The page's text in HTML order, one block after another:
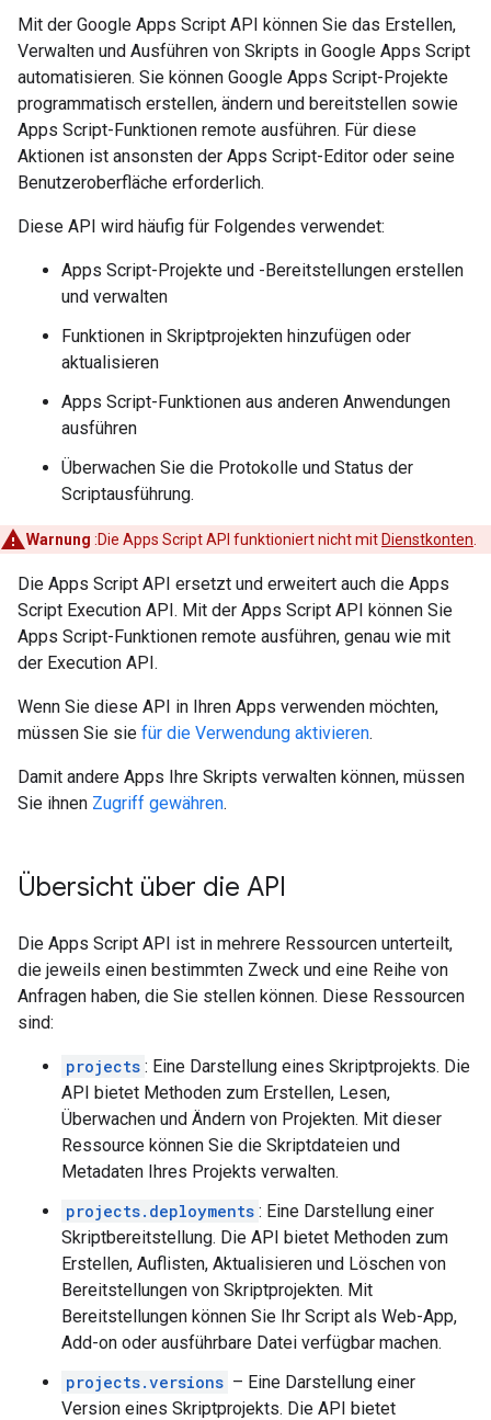
Mit der Google Apps Script API können Sie das Erstellen,
Verwalten und Ausführen von Skripts in Google Apps Script
automatisieren. Sie können Google Apps Script-Projekte
programmatisch erstellen, ändern und bereitstellen sowie
Apps Script-Funktionen remote ausführen. Für diese
Aktionen ist ansonsten der Apps Script-Editor oder seine
Benutzeroberfläche erforderlich.
Diese API wird häufig für Folgendes verwendet:
Apps Script-Projekte und -Bereitstellungen erstellen
und verwalten
Funktionen in Skriptprojekten hinzufügen oder
aktualisieren
Apps Script-Funktionen aus anderen Anwendungen
ausführen
Überwachen Sie die Protokolle und Status der
Scriptausführung.
Warnung :Die Apps Script API funktioniert nicht mit Dienstkonten
Die Apps Script API ersetzt und erweitert auch die Apps
Script Execution API. Mit der Apps Script API können Sie
Apps Script-Funktionen remote ausführen, genau wie mit
der Execution API.
Wenn Sie diese API in Ihren Apps verwenden möchten,
müssen Sie sie für die Verwendung aktivieren.
Damit andere Apps Ihre Skripts verwalten können, müssen
Sie ihnen Zugriff gewähren.
Übersicht über die API
Die Apps Script API ist in mehrere Ressourcen unterteilt,
die jeweils einen bestimmten Zweck und eine Reihe von
Anfragen haben, die Sie stellen können. Diese Ressourcen
sind:
projects : Eine Darstellung eines Skriptprojekts. Die
API bietet Methoden zum Erstellen, Lesen,
Überwachen und Ändern von Projekten. Mit dieser
Ressource können Sie die Skriptdateien und
Metadaten Ihres Projekts verwalten.
projects.deployments : Eine Darstellung einer
Skriptbereitstellung. Die API bietet Methoden zum
Erstellen, Auflisten, Aktualisieren und Löschen von
Bereitstellungen von Skriptprojekten. Mit
Bereitstellungen können Sie Ihr Script als Web-App,
Add-on oder ausführbare Datei verfügbar machen.
projects.versions – Eine Darstellung einer
Version eines Skriptprojekts. Die API bietet